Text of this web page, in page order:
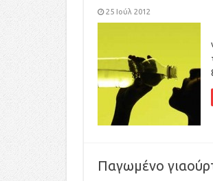
25 Ιούλ 2012
Παγωμένο